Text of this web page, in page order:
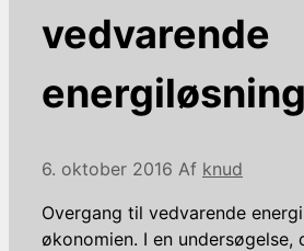
vedvarende
6. oktober 2016 Af knud
Overgang til vedvarende
økonomien. I en undersøgelse,